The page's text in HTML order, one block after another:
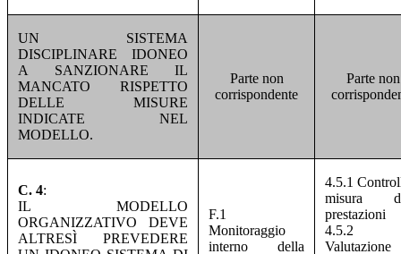
UN SISTEMA
DISCIPLINARE IDONEO
A SANZIONARE IL
MANCATO RISPETTO
DELLE MISURE
INDICATE NEL
MODELLO.
Parte non
corrispondente
Parte non
C. 4:
IL MODELLO
ORGANIZZATIVO DEVE
ALTRESÌ PREVEDERE
F.1
Monitoraggio
interno della
4.5.1
misura
prestazioni
4.5.2
Valutazione